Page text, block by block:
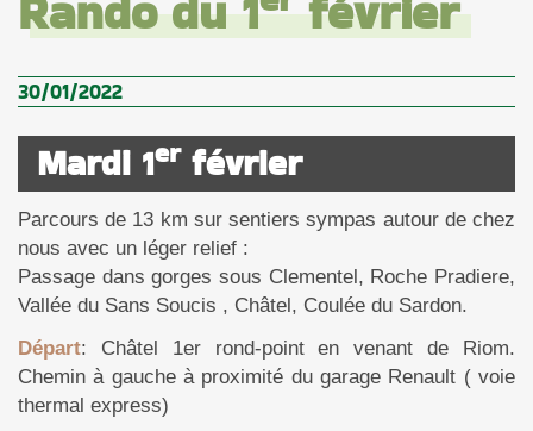
30/01/2022
Mardi 1erfévrier
Parcours de 13 km sur sentiers sympas autour de chez
nous avec un léger relief :
Passage dans gorges sous Clementel, Roche Pradiere,
Vallée du Sans Soucis , Châtel, Coulée du Sardon.
Départ: Châtel 1er rond-point en venant de Riom.
Chemin à gauche à proximité du garage Renault ( voie
thermal express)